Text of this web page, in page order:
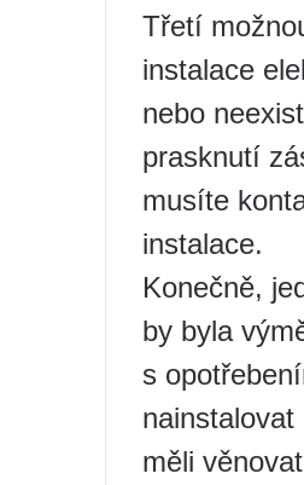
Třetí
instalace
nebo
prasknutí
musíte
instalace.
Konečně,
by byla
s
měli